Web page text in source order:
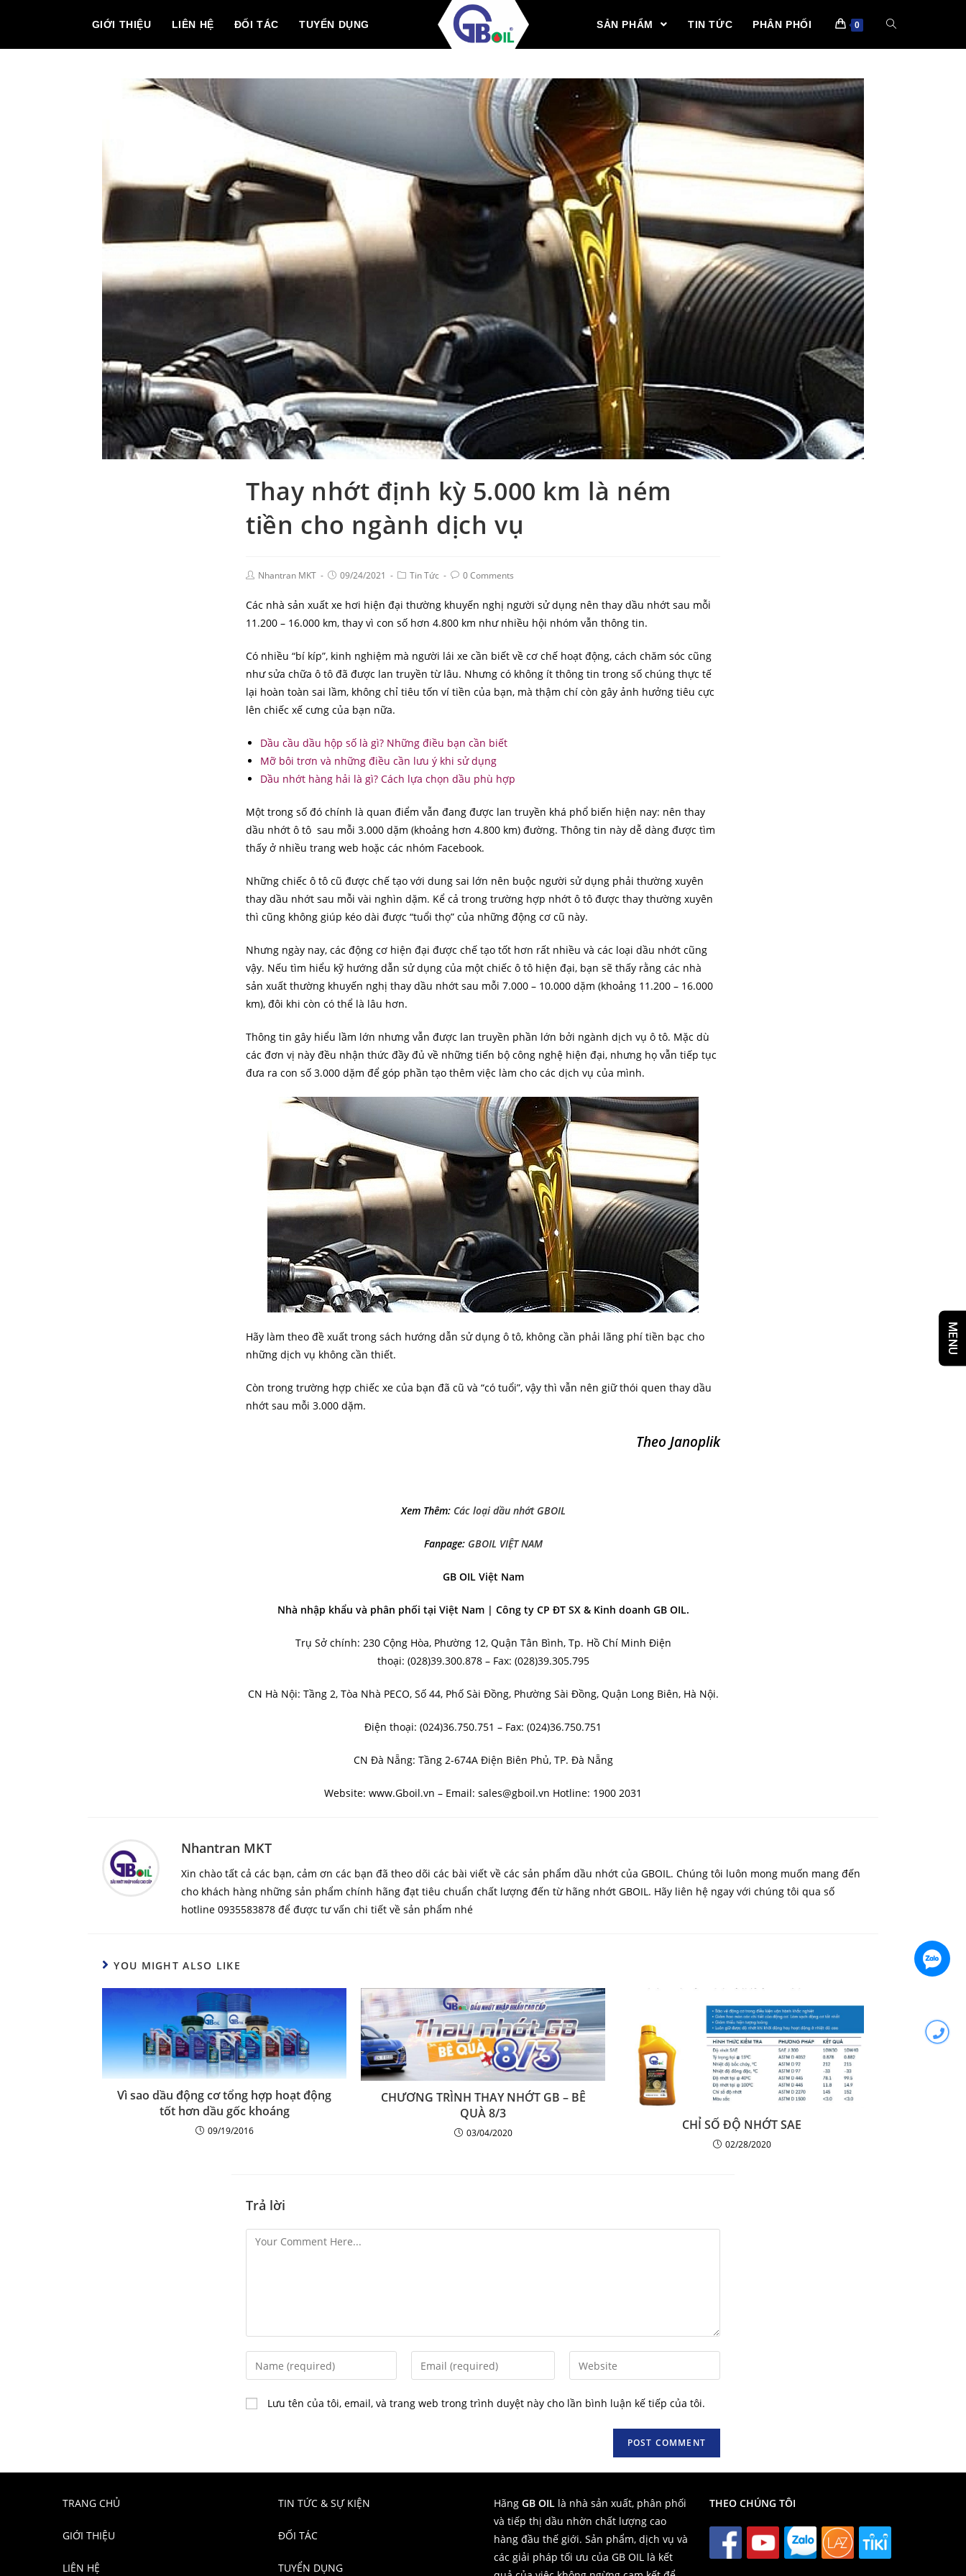
GIỚI THIỆU LIÊN HỆ ĐỐI TÁC TUYỂN DỤNG SẢN PHẨM TIN TỨC PHÂN PHỐI 0
Thay nhớt định kỳ 5.000 km là ném
tiền cho ngành dịch vụ
Nhantran MKT 09/24/2021 Tin Tức 0 Comments
Các nhà sản xuất xe hơi hiện đại thường khuyến nghị người sử dụng nên thay dầu nhớt sau mỗi
11.200 – 16.000 km, thay vì con số hơn 4.800 km như nhiều hội nhóm vẫn thông tin.
Có nhiều “bí kíp”, kinh nghiệm mà người lái xe cần biết về cơ chế hoạt động, cách chăm sóc cũng
như sửa chữa ô tô đã được lan truyền từ lâu. Nhưng có không ít thông tin trong số chúng thực tế
lại hoàn toàn sai lầm, không chỉ tiêu tốn ví tiền của bạn, mà thậm chí còn gây ảnh hưởng tiêu cực
lên chiếc xế cưng của bạn nữa.
Dầu cầu dầu hộp số là gì? Những điều bạn cần biết
Mỡ bôi trơn và những điều cần lưu ý khi sử dụng
Dầu nhớt hàng hải là gì? Cách lựa chọn dầu phù hợp
Một trong số đó chính là quan điểm vẫn đang được lan truyền khá phổ biến hiện nay: nên thay
dầu nhớt ô tô sau mỗi 3.000 dặm (khoảng hơn 4.800 km) đường. Thông tin này dễ dàng được tìm
thấy ở nhiều trang web hoặc các nhóm Facebook.
Những chiếc ô tô cũ được chế tạo với dung sai lớn nên buộc người sử dụng phải thường xuyên
thay dầu nhớt sau mỗi vài nghìn dặm. Kể cả trong trường hợp nhớt ô tô được thay thường xuyên
thì cũng không giúp kéo dài được “tuổi thọ” của những động cơ cũ này.
Nhưng ngày nay, các động cơ hiện đại được chế tạo tốt hơn rất nhiều và các loại dầu nhớt cũng
vậy. Nếu tìm hiểu kỹ hướng dẫn sử dụng của một chiếc ô tô hiện đại, bạn sẽ thấy rằng các nhà
sản xuất thường khuyến nghị thay dầu nhớt sau mỗi 7.000 – 10.000 dặm (khoảng 11.200 – 16.000
km), đôi khi còn có thể là lâu hơn.
Thông tin gây hiểu lầm lớn nhưng vẫn được lan truyền phần lớn bởi ngành dịch vụ ô tô. Mặc dù
các đơn vị này đều nhận thức đầy đủ về những tiến bộ công nghệ hiện đại, nhưng họ vẫn tiếp tục
đưa ra con số 3.000 dặm để góp phần tạo thêm việc làm cho các dịch vụ của mình.
Hãy làm theo đề xuất trong sách hướng dẫn sử dụng ô tô, không cần phải lãng phí tiền bạc cho
những dịch vụ không cần thiết.
Còn trong trường hợp chiếc xe của bạn đã cũ và “có tuổi”, vậy thì vẫn nên giữ thói quen thay dầu
nhớt sau mỗi 3.000 dặm.
Theo Janoplik
Xem Thêm: Các loại dầu nhớt GBOIL
Fanpage: GBOIL VIỆT NAM
GB OIL Việt Nam
Nhà nhập khẩu và phân phối tại Việt Nam | Công ty CP ĐT SX & Kinh doanh GB OIL.
Trụ Sở chính: 230 Cộng Hòa, Phường 12, Quận Tân Bình, Tp. Hồ Chí Minh Điện
thoại: (028)39.300.878 – Fax: (028)39.305.795
CN Hà Nội: Tầng 2, Tòa Nhà PECO, Số 44, Phố Sài Đồng, Phường Sài Đồng, Quận Long Biên, Hà Nội.
Điện thoại: (024)36.750.751 – Fax: (024)36.750.751
CN Đà Nẵng: Tầng 2-674A Điện Biên Phủ, TP. Đà Nẵng
Website: www.Gboil.vn – Email: sales@gboil.vn Hotline: 1900 2031
Nhantran MKT
Xin chào tất cả các bạn, cảm ơn các bạn đã theo dõi các bài viết về các sản phẩm dầu nhớt của GBOIL. Chúng tôi luôn mong muốn mang đến
cho khách hàng những sản phẩm chính hãng đạt tiêu chuẩn chất lượng đến từ hãng nhớt GBOIL. Hãy liên hệ ngay với chúng tôi qua số
hotline 0935583878 để được tư vấn chi tiết về sản phẩm nhé
YOU MIGHT ALSO LIKE
Vì sao dầu động cơ tổng hợp hoạt động
tốt hơn dầu gốc khoáng
09/19/2016
CHƯƠNG TRÌNH THAY NHỚT GB – BÊ
QUÀ 8/3
03/04/2020 CHỈ SỐ ĐỘ NHỚT SAE
02/28/2020
Trả lời
Lưu tên của tôi, email, và trang web trong trình duyệt này cho lần bình luận kế tiếp của tôi.
TRANG CHỦ
GIỚI THIỆU
LIÊN HỆ
TIN TỨC & SỰ KIỆN
ĐỐI TÁC
TUYỂN DỤNG
Hãng GB OIL là nhà sản xuất, phân phối
và tiếp thị dầu nhờn chất lượng cao
hàng đầu thế giới. Sản phẩm, dịch vụ và
các giải pháp tối ưu của GB OIL là kết
THEO CHÚNG TÔI
MENU